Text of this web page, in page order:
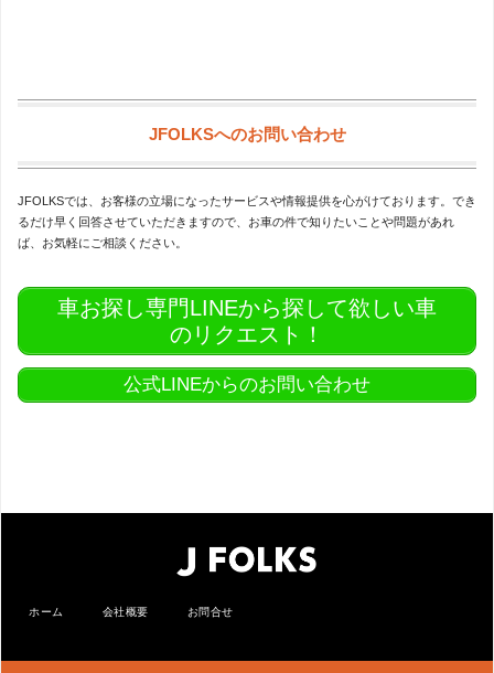
JFOLKSへのお問い合わせ
JFOLKSでは、お客様の立場になったサービスや情報提供を心がけております。でき
るだけ早く回答させていただきますので、お車の件で知りたいことや問題があれ
ば、お気軽にご相談ください。
車お探し専門LINEから探して欲しい車
のリクエスト！
公式LINEからのお問い合わせ
ホーム 会社概要 お問合せ